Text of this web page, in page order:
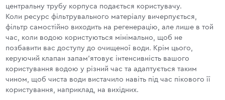
центральну трубу корпуса подається користувачу.
Коли ресурс фільтрувального матеріалу вичерпується,
фільтр самостійно виходить на регенерацію, але лише в той
час, коли водою користуються мінімально, щоб не
позбавити вас доступу до очищеної води. Крім цього,
керуючий клапан запам'ятовує інтенсивність вашого
користування водою у різний час та адаптується таким
чином, щоб чиста води вистачило навіть під час пікового її
користування, наприклад, на вихідних.